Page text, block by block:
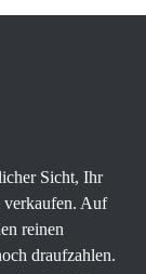
Sicht, Ihr
verkaufen. Auf
reinen
draufzahlen.